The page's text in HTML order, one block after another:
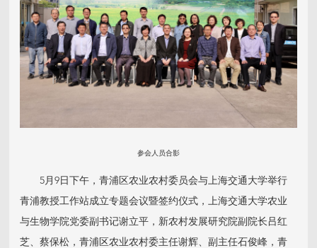
参会人员合影
5月9日下午，青浦区农业农村委员会与上海交通大学举行
青浦教授工作站成立专题会议暨签约仪式，上海交通大学农业
与生物学院党委副书记谢立平，新农村发展研究院副院长吕红
芝、蔡保松，青浦区农业农村委主任谢辉、副主任石俊峰，青